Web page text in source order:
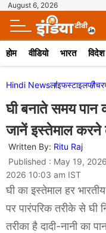
August 6, 2026
होम वीडियो भारत विदेश
Hindi Newsलाइफस्टाइलफीचर
घी बनाते समय पान
जानें इस्तेमाल करने
Written By: Ritu Raj
Published : May 19,
2026 10:03 am IST
घी का इस्तेमाल हर
पर पारंपरिक तरीके से
तरीका है दादी-नानी का